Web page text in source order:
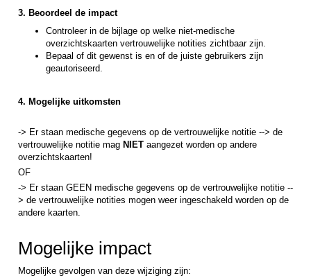
3. Beoordeel de impact
Controleer in de bijlage op welke niet-medische
overzichtskaarten vertrouwelijke notities zichtbaar zijn.
Bepaal of dit gewenst is en of de juiste gebruikers zijn
geautoriseerd.
4. Mogelijke uitkomsten
-> Er staan medische gegevens op de vertrouwelijke notitie --> de
vertrouwelijke notitie mag NIET aangezet worden op andere
overzichtskaarten!
OF
-> Er staan GEEN medische gegevens op de vertrouwelijke notitie --
> de vertrouwelijke notities mogen weer ingeschakeld worden op de
andere kaarten.
Mogelijke impact
Mogelijke gevolgen van deze wijziging zijn: